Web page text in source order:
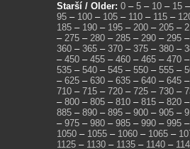
Starší / Older: 0 – 5 – 10 – 15 –
95 – 100 – 105 – 110 – 115 –
185 – 190 – 195 – 200 – 205 –
– 275 – 280 – 285 – 290 – 295 –
360 – 365 – 370 – 375 – 380 –
– 450 – 455 – 460 – 465 – 470 –
535 – 540 – 545 – 550 – 555 –
– 625 – 630 – 635 – 640 – 645 –
710 – 715 – 720 – 725 – 730 –
– 800 – 805 – 810 – 815 – 820 –
885 – 890 – 895 – 900 – 905 –
– 975 – 980 – 985 – 990 – 995 –
1050 – 1055 – 1060 – 1065 –
1125 – 1130 – 1135 – 1140 –